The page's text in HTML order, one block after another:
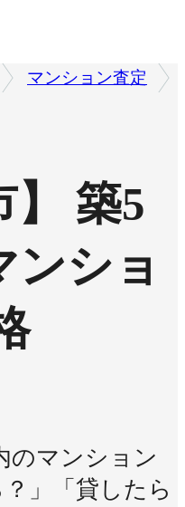
マンション査定
】 築5
ンショ
のマンション
」「貸したら